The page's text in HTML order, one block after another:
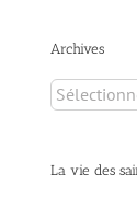
Archives
Archives
La vie des